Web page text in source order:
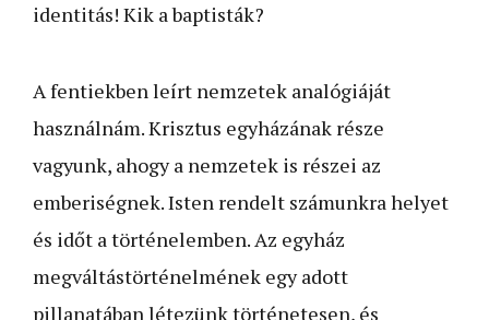
identitás! Kik a baptisták?
A fentiekben leírt nemzetek analógiáját
használnám. Krisztus egyházának része
vagyunk, ahogy a nemzetek is részei az
emberiségnek. Isten rendelt számunkra helyet
és időt a történelemben. Az egyház
megváltástörténelmének egy adott
pillanatában létezünk történetesen, és